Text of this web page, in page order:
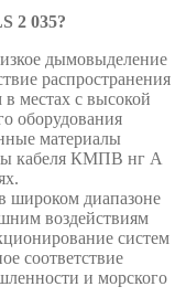
2 035?
дымовыделение
распространения
местах с высокой
оборудования
материалы
кабеля КМПВ нг А
широком диапазоне
воздействиям
систем
соответствие
и морского